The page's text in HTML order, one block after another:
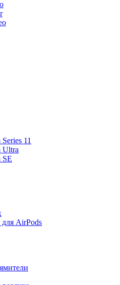
11
Ultra
SE
AirPods